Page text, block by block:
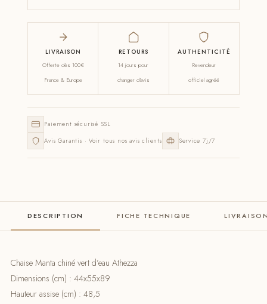
LIVRAISON
Offerte dès 100€
France & Europe
RETOURS
14 jours pour
changer d'avis
AUTHENTICITÉ
Revendeur
officiel agréé
Paiement sécurisé SSL
Avis Garantis · Voir tous nos avis clients
Service 7j/7
DESCRIPTION FICHE TECHNIQUE
Chaise Manta chiné vert d’eau Athezza
Dimensions (cm) : 44x55x89
Hauteur assise (cm) : 48,5